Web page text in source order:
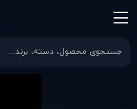
صفحه اصلی مقالات شیرین